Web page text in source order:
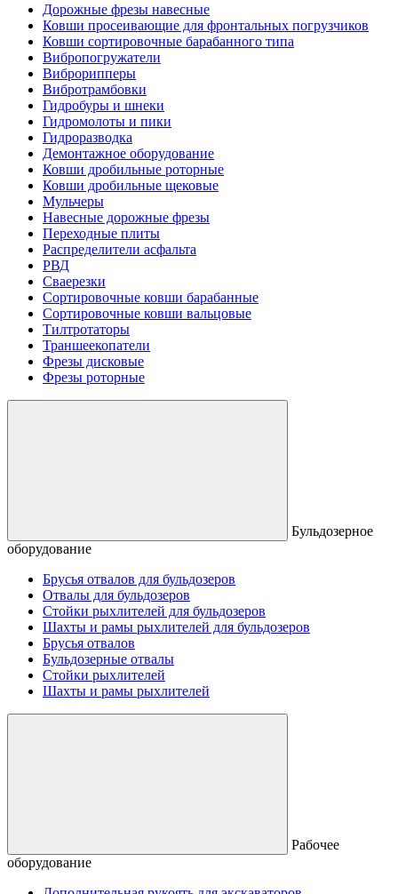
Дорожные фрезы навесные
Ковши просеивающие для фронтальных погрузчиков
Ковши сортировочные барабанного типа
Вибропогружатели
Виброрипперы
Вибротрамбовки
Гидробуры и шнеки
Гидромолоты и пики
Гидроразводка
Демонтажное оборудование
Ковши дробильные роторные
Ковши дробильные щековые
Мульчеры
Навесные дорожные фрезы
Переходные плиты
Распределители асфальта
РВД
Сваерезки
Сортировочные ковши барабанные
Сортировочные ковши вальцовые
Тилтротаторы
Траншеекопатели
Фрезы дисковые
Фрезы роторные
Бульдозерное
оборудование
Брусья отвалов для бульдозеров
Отвалы для бульдозеров
Стойки рыхлителей для бульдозеров
Шахты и рамы рыхлителей для бульдозеров
Брусья отвалов
Бульдозерные отвалы
Стойки рыхлителей
Шахты и рамы рыхлителей
Рабочее
оборудование